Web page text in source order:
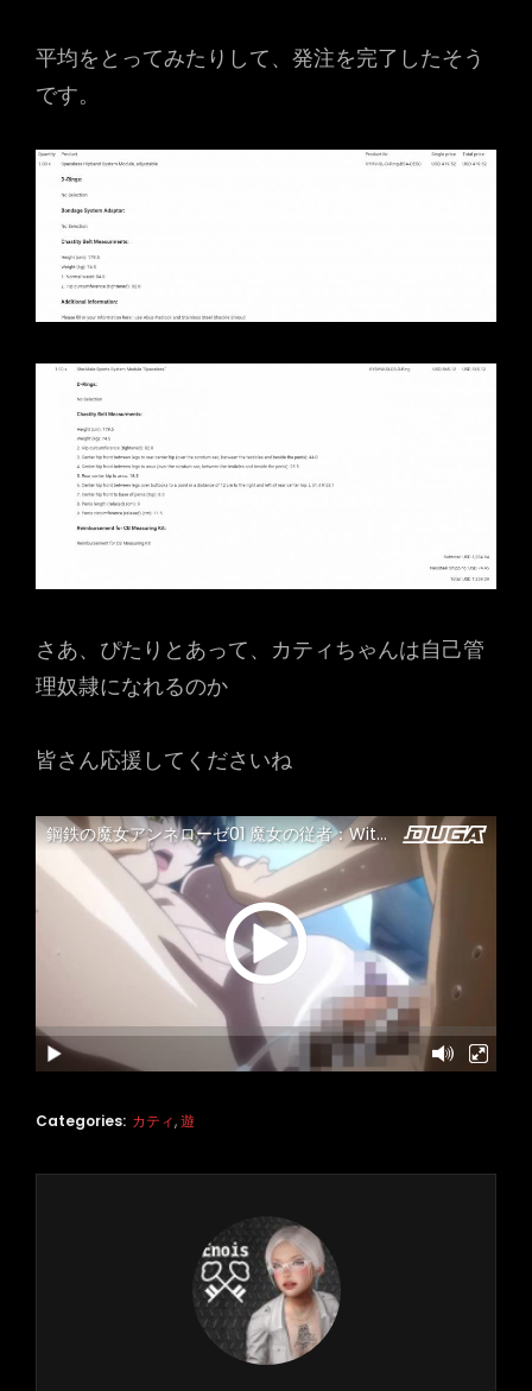
平均をとってみたりして、発注を完了したそう
です。
さあ、ぴたりとあって、カティちゃんは自己管
理奴隷になれるのか
皆さん応援してくださいね
Categories: カティ,遊